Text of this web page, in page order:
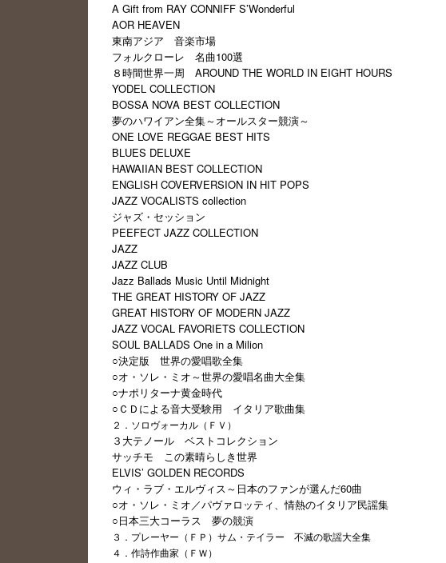
A Gift from RAY CONNIFF S’Wonderful
AOR HEAVEN
東南アジア 音楽市場
フォルクローレ 名曲100選
８時間世界一周 AROUND THE WORLD IN EIGHT HOURS
YODEL COLLECTION
BOSSA NOVA BEST COLLECTION
夢のハワイアン全集～オールスター競演～
ONE LOVE REGGAE BEST HITS
BLUES DELUXE
HAWAIIAN BEST COLLECTION
ENGLISH COVERVERSION IN HIT POPS
JAZZ VOCALISTS collection
ジャズ・セッション
PEEFECT JAZZ COLLECTION
JAZZ
JAZZ CLUB
Jazz Ballads Music Until Midnight
THE GREAT HISTORY OF JAZZ
GREAT HISTORY OF MODERN JAZZ
JAZZ VOCAL FAVORIETS COLLECTION
SOUL BALLADS One in a Milion
○決定版 世界の愛唱歌全集
○オ・ソレ・ミオ～世界の愛唱名曲大全集
○ナポリターナ黄金時代
○ＣＤによる音大受験用 イタリア歌曲集
２．ソロヴォーカル（ＦＶ）
３大テノール ベストコレクション
サッチモ この素晴らしき世界
ELVIS’ GOLDEN RECORDS
ウィ・ラブ・エルヴィス～日本のファンが選んだ60曲
○オ・ソレ・ミオ／パヴァロッティ、情熱のイタリア民謡集
○日本三大コーラス 夢の競演
３．プレーヤー（ＦＰ）サム・テイラー 不滅の歌謡大全集
４．作詩作曲家（ＦＷ）